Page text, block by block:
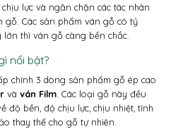
lực và ngăn chặn các tác nhân
gỗ. Các sản phẩm ván gỗ có tỷ
thì ván gỗ càng bền chắc.
nổi bật?
chính 3 dòng sản phẩm gỗ ép cao
và ván Film . Các loại gỗ này đều
độ bền, độ chịu lực, chịu nhiệt, tính
thay thế cho gỗ tự nhiên.